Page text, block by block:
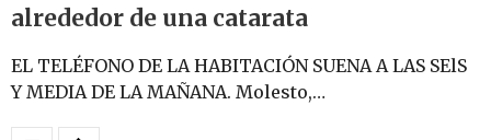
alrededor de una catarata
EL TELÉFONO DE LA HABITACIÓN SUENA A LAS SElS
Y MEDIA DE LA MAÑANA. Molesto,…